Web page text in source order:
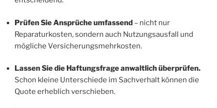
Prüfen Sie Ansprüche umfassend – nicht nur
Reparaturkosten, sondern auch Nutzungsausfall und
mögliche Versicherungsmehrkosten.
Lassen Sie die Haftungsfrage anwaltlich überprüfen.
Schon kleine Unterschiede im Sachverhalt können die
Quote erheblich verschieben.